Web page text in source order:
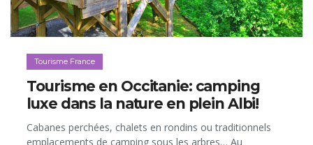
Tourisme France
Tourisme en Occitanie: camping
luxe dans la nature en plein Albi!
Cabanes perchées, chalets en rondins ou traditionnels
emplacements de camping sous les arbres… Au